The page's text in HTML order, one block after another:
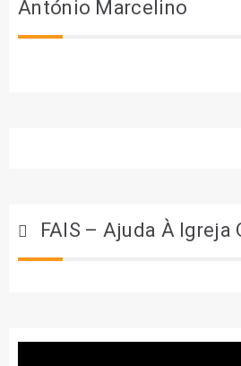
António Marcelino
FAIS – Ajuda À Igreja